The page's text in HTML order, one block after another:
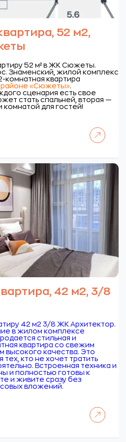
52 м2,
52 м² в ЖК Сюжеты.
Знаменский, жилой комплекс
комнатная квартира
«Сюжеты».
сценария есть свое
стать спальней, вторая —
комнатой для гостей!
42 м2, 3/8
42 м2 3/8 ЖК Архитектор.
в жилом комплексе
стильная и
квартира со свежим
высокого качества. Это
кто не хочет тратить
Встроенная техника и
и полностью готовы к
и живите сразу без
вложений.